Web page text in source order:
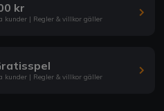
kr
kunder | Regler & villkor gäller
kunder | Regler & villkor gäller